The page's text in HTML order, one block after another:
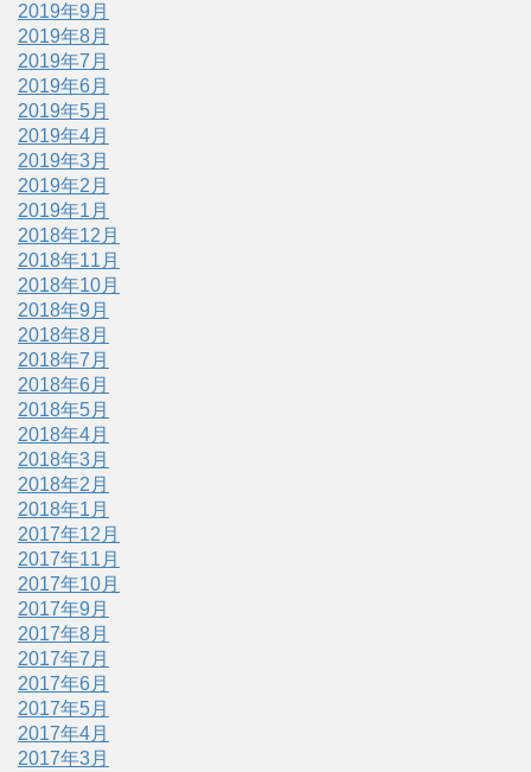
2019年9月
2019年8月
2019年7月
2019年6月
2019年5月
2019年4月
2019年3月
2019年2月
2019年1月
2018年12月
2018年11月
2018年10月
2018年9月
2018年8月
2018年7月
2018年6月
2018年5月
2018年4月
2018年3月
2018年2月
2018年1月
2017年12月
2017年11月
2017年10月
2017年9月
2017年8月
2017年7月
2017年6月
2017年5月
2017年4月
2017年3月